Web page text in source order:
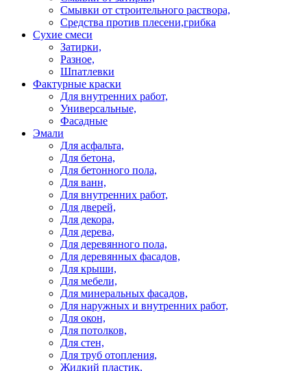
Смывки от строительного раствора,
Средства против плесени,грибка
Сухие смеси
Затирки,
Разное,
Шпатлевки
Фактурные краски
Для внутренних работ,
Универсальные,
Фасадные
Эмали
Для асфальта,
Для бетона,
Для бетонного пола,
Для ванн,
Для внутренних работ,
Для дверей,
Для декора,
Для дерева,
Для деревянного пола,
Для деревянных фасадов,
Для крыши,
Для мебели,
Для минеральных фасадов,
Для наружных и внутренних работ,
Для окон,
Для потолков,
Для стен,
Для труб отопления,
Жидкий пластик,